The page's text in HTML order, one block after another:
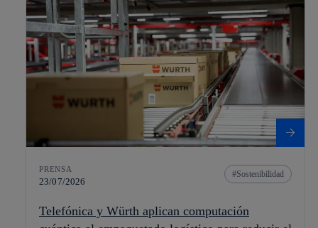
PRENSA
23/07/2026
Sostenibilidad
Telefónica y Würth aplican computación